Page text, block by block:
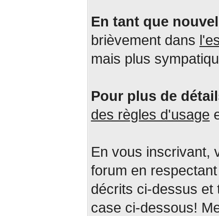
En tant que
brièvement dans
mais plus
Pour plus de
des règles d'usage
En vous inscrivant,
forum en
décrits ci-dessus et
case ci-dessous!